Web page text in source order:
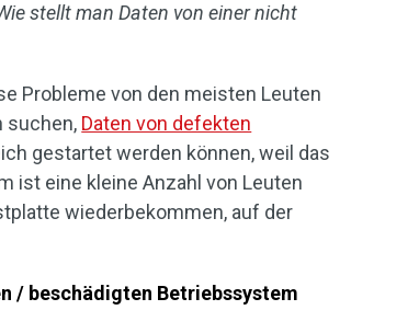
stellt man Daten von einer nicht
Probleme von den meisten Leuten
suchen, Daten von defekten
gestartet werden können, weil das
ist eine kleine Anzahl von Leuten
wiederbekommen, auf der
/ beschädigten Betriebssystem